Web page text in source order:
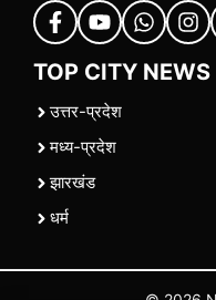
TOP CITY NEWS
उत्तर-प्रदेश
मध्य-प्रदेश
झारखंड
धर्म